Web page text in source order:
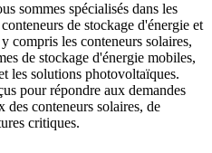
sommes spécialisés dans les
de stockage d'énergie et
compris les conteneurs solaires,
de stockage d'énergie mobiles,
les solutions photovoltaïques.
pour répondre aux demandes
des conteneurs solaires, de
critiques.